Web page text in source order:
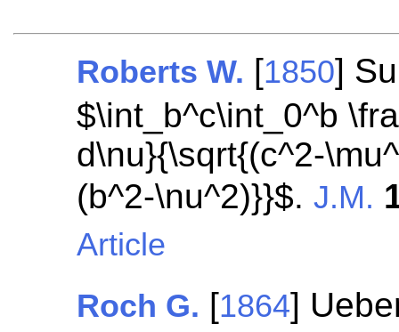
Roberts W. [1850]
$\int_b^c\int_0^b
d\nu}{\sqrt{(c^2-
(b^2-\nu^2)}}$.J.M.
Article
Roch G. [1864]